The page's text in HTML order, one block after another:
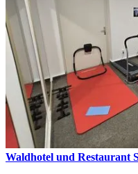
Waldhotel und Restaurant